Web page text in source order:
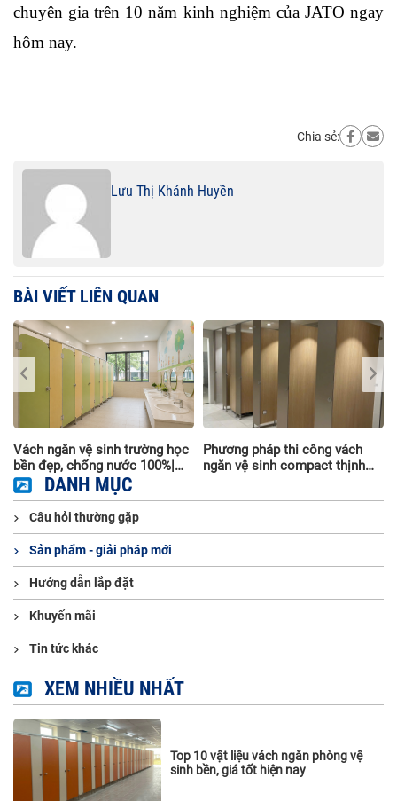
chuyên gia trên 10 năm kinh nghiệm của JATO ngay
hôm nay.
Chia sẻ:
Lưu Thị Khánh Huyền
BÀI VIẾT LIÊN QUAN
Vách ngăn vệ sinh trường học
bền đẹp, chống nước 100%|
Thi công trọn gói
Phương pháp thi công vách
ngăn vệ sinh compact thịnh
DANH MỤC
Câu hỏi thường gặp
Sản phẩm - giải pháp mới
Hướng dẫn lắp đặt
Khuyến mãi
Tin tức khác
XEM NHIỀU NHẤT
Top 10 vật liệu vách ngăn phòng vệ
sinh bền, giá tốt hiện nay